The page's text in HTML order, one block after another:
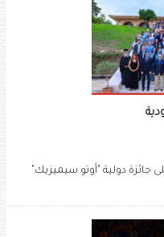
جائزة دولية "أوتو سيميزيك"